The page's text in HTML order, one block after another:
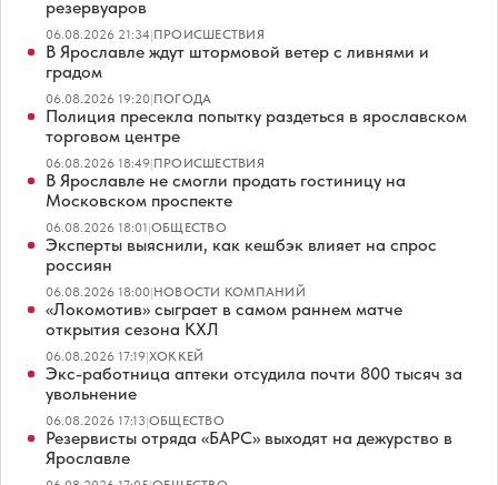
резервуаров
06.08.2026 21:34|ПРОИСШЕСТВИЯ
В Ярославле ждут штормовой ветер с ливнями и
градом
06.08.2026 19:20|ПОГОДА
Полиция пресекла попытку раздеться в ярославском
торговом центре
06.08.2026 18:49|ПРОИСШЕСТВИЯ
В Ярославле не смогли продать гостиницу на
Московском проспекте
06.08.2026 18:01|ОБЩЕСТВО
Эксперты выяснили, как кешбэк влияет на спрос
россиян
06.08.2026 18:00|НОВОСТИ КОМПАНИЙ
«Локомотив» сыграет в самом раннем матче
открытия сезона КХЛ
06.08.2026 17:19|ХОККЕЙ
Экс-работница аптеки отсудила почти 800 тысяч за
увольнение
06.08.2026 17:13|ОБЩЕСТВО
Резервисты отряда «БАРС» выходят на дежурство в
Ярославле